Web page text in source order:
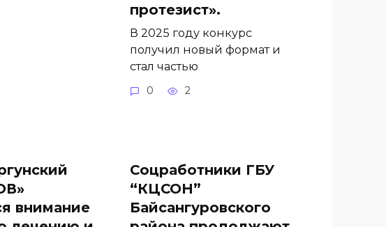
протезист».
В 2025 году конкурс
получил новый формат и
стал частью
0 2
внимание
Соцработники ГБУ
“КЦСОН”
Байсангуровского